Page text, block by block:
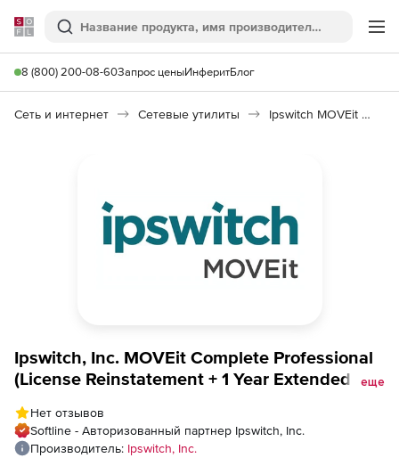
Softline
Поиск
8 (800) 200-08-60Запрос ценыИнферитБлог
Сеть и интернет Сетевые утилиты Ipswitch MOVEit Complete Professional
Ipswitch, Inc. MOVEit Complete Professional
(License Reinstatement + 1 Year Extended
еще
Нет отзывов
Softline - Авторизованный партнер Ipswitch, Inc.
Производитель: Ipswitch, Inc.